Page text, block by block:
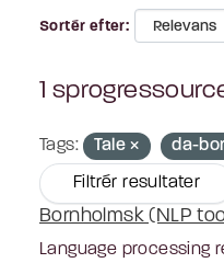
Sortér efter
1
Tags: Tale da-
Filtrér resultater
Bornholmsk (NLP
Language processing